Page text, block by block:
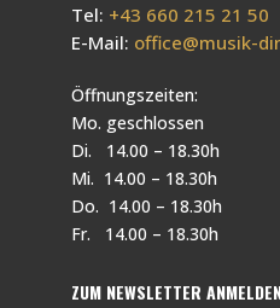
Tel: +43 660 215 21 50
E-Mail: office@musik-
Öffnungszeiten:
Mo. geschlossen
Di. 14.00 – 18.30h
Mi. 14.00 – 18.30h
Do. 14.00 – 18.30h
Fr. 14.00 – 18.30h
ZUM NEWSLETTER